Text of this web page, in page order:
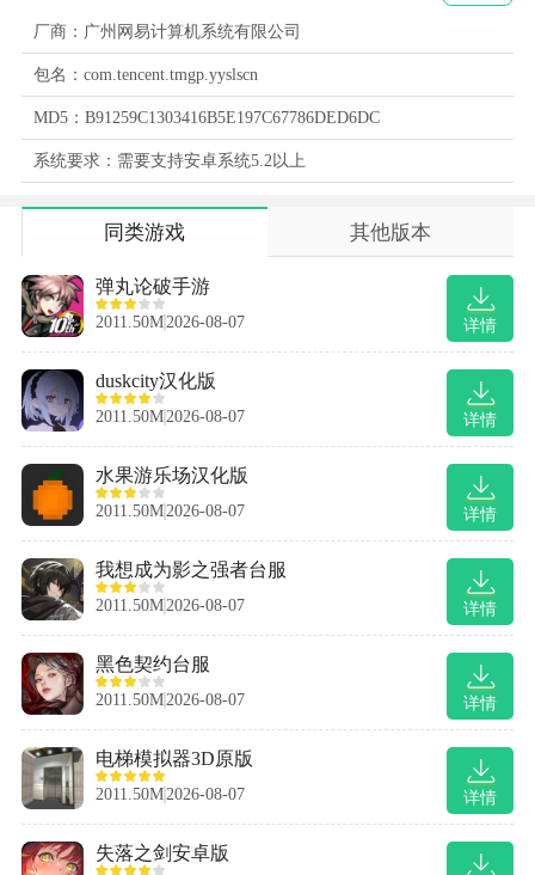
厂商：广州网易计算机系统有限公司
包名：com.tencent.tmgp.yyslscn
MD5：B91259C1303416B5E197C67786DED6DC
系统要求：需要支持安卓系统5.2以上
同类游戏 其他版本
详情
弹丸论破手游
2011.50M2026-08-07
详情
duskcity汉化版
2011.50M2026-08-07
详情
水果游乐场汉化版
2011.50M2026-08-07
详情
我想成为影之强者台服
2011.50M2026-08-07
详情
黑色契约台服
2011.50M2026-08-07
详情
电梯模拟器3D原版
2011.50M2026-08-07
失落之剑安卓版